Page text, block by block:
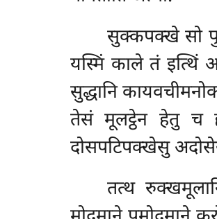
सुक्कपक्खे सो
यस्मिं काले तं इत्थिं
सुद्धानि
तेसं मूलट्ठेन हेतु च
दोसपटिपक्खेसु
तत्थ